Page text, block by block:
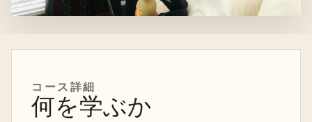
コース詳細
何を学ぶか